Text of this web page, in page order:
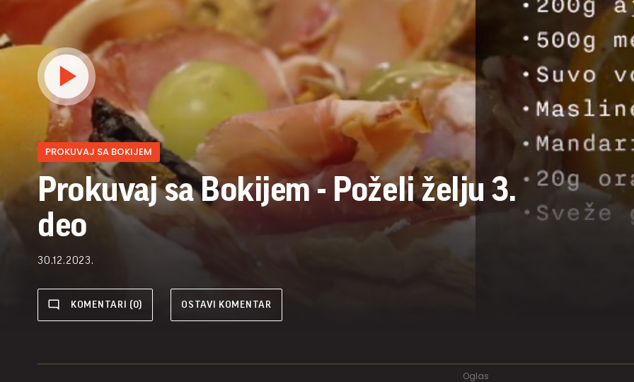
PROKUVAJ SA BOKIJEM
Prokuvaj sa Bokijem - Poželi želju 3.
deo
30.12.2023.
KOMENTARI (0) OSTAVI KOMENTAR